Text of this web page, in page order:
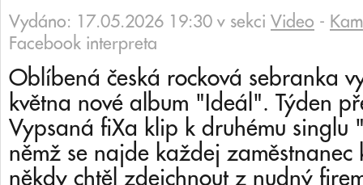
Vydáno: 17.05.2026 19:30 v sekci Video -
Facebook interpreta
Oblíbená česká rocková sebranka
května nové album "Ideál". Týden
Vypsaná fiXa klip k druhému singlu
němž se najde každej
někdy chtěl zdejchnout z nudný